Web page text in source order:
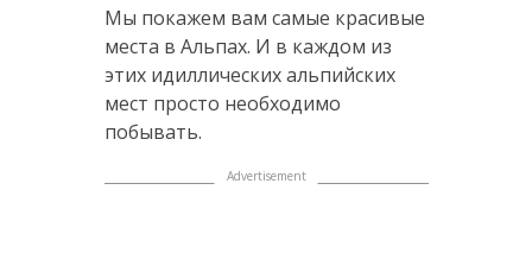
Мы покажем вам самые красивые
места в Альпах. И в каждом из
этих идиллических альпийских
мест просто необходимо
побывать.